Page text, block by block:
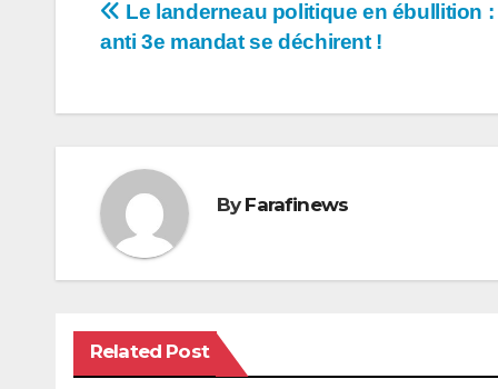
Navigation
l’article
Le landerneau politique en ébullition :
anti 3e mandat se déchirent !
By Farafinews
Related Post